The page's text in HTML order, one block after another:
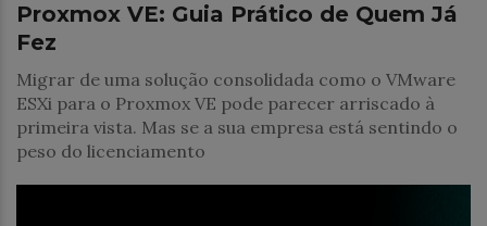
Proxmox VE: Guia Prático de Quem Já
Fez
Migrar de uma solução consolidada como o VMware
ESXi para o Proxmox VE pode parecer arriscado à
primeira vista. Mas se a sua empresa está sentindo o
peso do licenciamento